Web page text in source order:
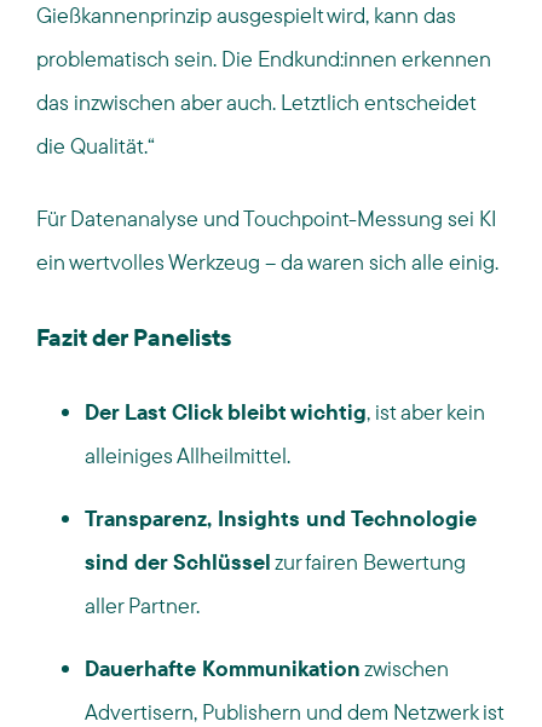
Gießkannenprinzip ausgespielt wird, kann das
problematisch sein. Die Endkund:innen erkennen
das inzwischen aber auch. Letztlich entscheidet
die Qualität.“
Für Datenanalyse und Touchpoint-Messung sei KI
ein wertvolles Werkzeug – da waren sich alle einig.
Fazit der Panelists
Der Last Click bleibt wichtig, ist aber kein
alleiniges Allheilmittel.
Transparenz, Insights und Technologie
sind der Schlüsselzur fairen Bewertung
aller Partner.
Dauerhafte Kommunikationzwischen
Advertisern, Publishern und dem Netzwerk ist